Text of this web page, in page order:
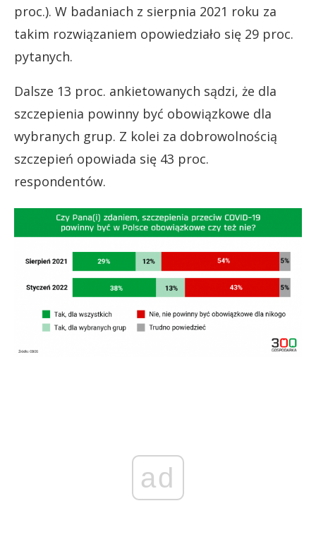
proc.). W badaniach z sierpnia 2021 roku za
takim rozwiązaniem opowiedziało się 29 proc.
pytanych.
Dalsze 13 proc. ankietowanych sądzi, że dla
szczepienia powinny być obowiązkowe dla
wybranych grup. Z kolei za dobrowolnością
szczepień opowiada się 43 proc.
respondentów.
ad